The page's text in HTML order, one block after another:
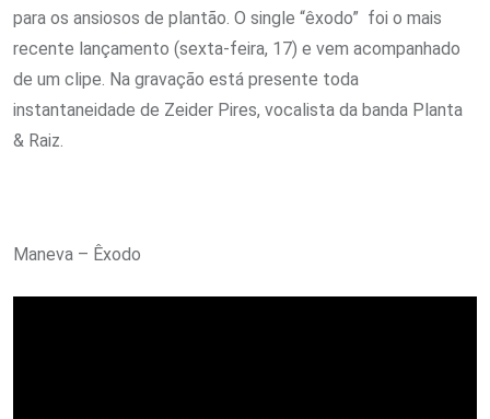
para os ansiosos de plantão. O single “êxodo” foi o mais
recente lançamento (sexta-feira, 17) e vem acompanhado
de um clipe. Na gravação está presente toda
instantaneidade de Zeider Pires, vocalista da banda Planta
& Raiz.
Maneva – Êxodo